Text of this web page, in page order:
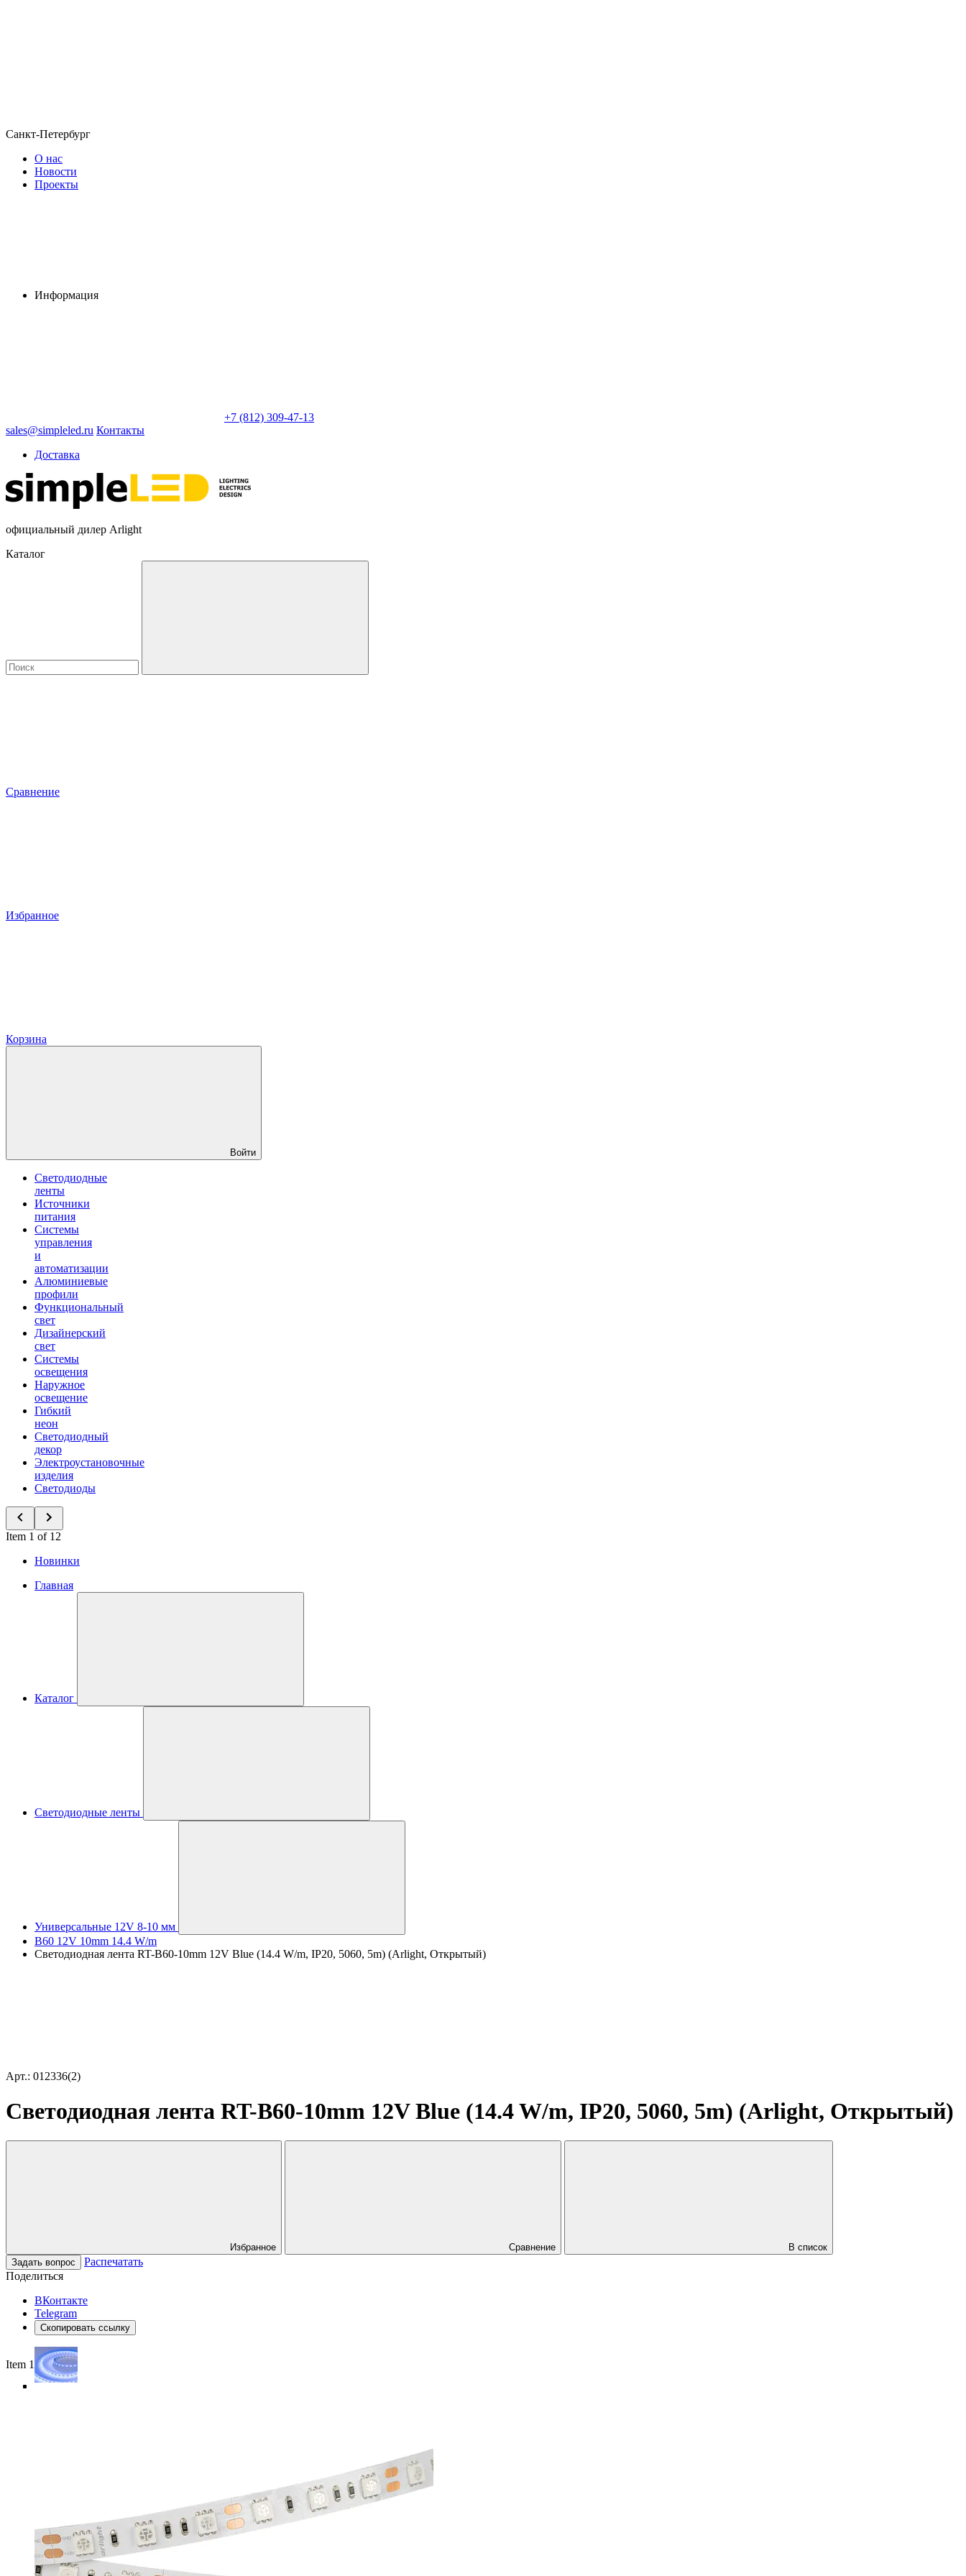
Санкт-Петербург
О нас
Новости
Проекты
Информация
+7 (812) 309-47-13
sales@simpleled.ru Контакты
Доставка
официальный дилер Arlight
Каталог
Сравнение
Избранное
Корзина
Войти
Светодиодные
ленты
Источники
питания
Системы
управления
и
автоматизации
Алюминиевые
профили
Функциональный
свет
Дизайнерский
свет
Системы
освещения
Наружное
освещение
Гибкий
неон
Светодиодный
декор
Электроустановочные
изделия
Светодиоды
Item 1 of 12
Новинки
Главная
Каталог
Светодиодные ленты
Универсальные 12V 8-10 мм
B60 12V 10mm 14.4 W/m
Светодиодная лента RT-B60-10mm 12V Blue (14.4 W/m, IP20, 5060, 5m) (Arlight, Открытый)
Арт.: 012336(2)
Светодиодная лента RT-B60-10mm 12V Blue (14.4 W/m, IP20, 5060, 5m) (Arlight, Открытый)
Избранное Сравнение
В список
Задать вопрос
Распечатать
Поделиться
ВКонтакте
Telegram
Скопировать ссылку
Item 1 of 5